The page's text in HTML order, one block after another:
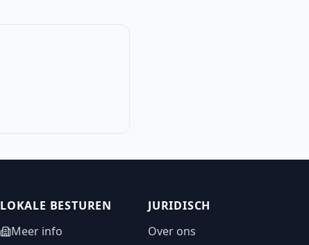
LOKALE BESTUREN
Meer info
JURIDISCH
Over ons